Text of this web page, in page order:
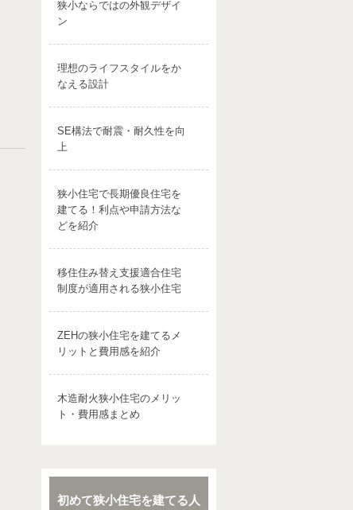
狭小ならではの外観デザイ
ン
理想のライフスタイルをか
なえる設計
SE構法で耐震・耐久性を向
上
狭小住宅で長期優良住宅を
建てる！利点や申請方法な
どを紹介
移住住み替え支援適合住宅
制度が適用される狭小住宅
ZEHの狭小住宅を建てるメ
リットと費用感を紹介
木造耐火狭小住宅のメリッ
ト・費用感まとめ
初めて狭小住宅を建てる人